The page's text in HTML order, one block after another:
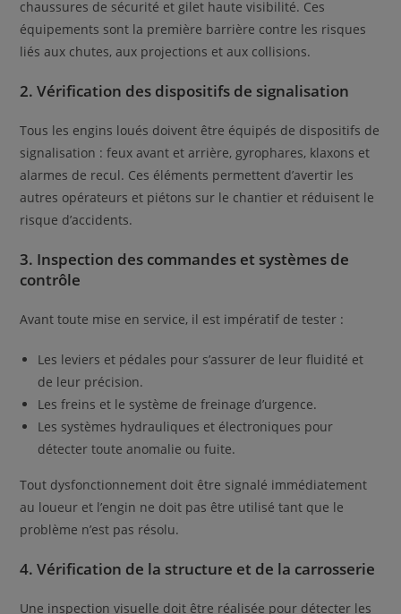
chaussures de sécurité et gilet haute visibilité. Ces
équipements sont la première barrière contre les risques
liés aux chutes, aux projections et aux collisions.
2. Vérification des dispositifs de signalisation
Tous les engins loués doivent être équipés de dispositifs de
signalisation : feux avant et arrière, gyrophares, klaxons et
alarmes de recul. Ces éléments permettent d’avertir les
autres opérateurs et piétons sur le chantier et réduisent le
risque d’accidents.
3. Inspection des commandes et systèmes de
contrôle
Avant toute mise en service, il est impératif de tester :
Les leviers et pédales pour s’assurer de leur fluidité et
de leur précision.
Les freins et le système de freinage d’urgence.
Les systèmes hydrauliques et électroniques pour
détecter toute anomalie ou fuite.
Tout dysfonctionnement doit être signalé immédiatement
au loueur et l’engin ne doit pas être utilisé tant que le
problème n’est pas résolu.
4. Vérification de la structure et de la carrosserie
Une inspection visuelle doit être réalisée pour détecter les